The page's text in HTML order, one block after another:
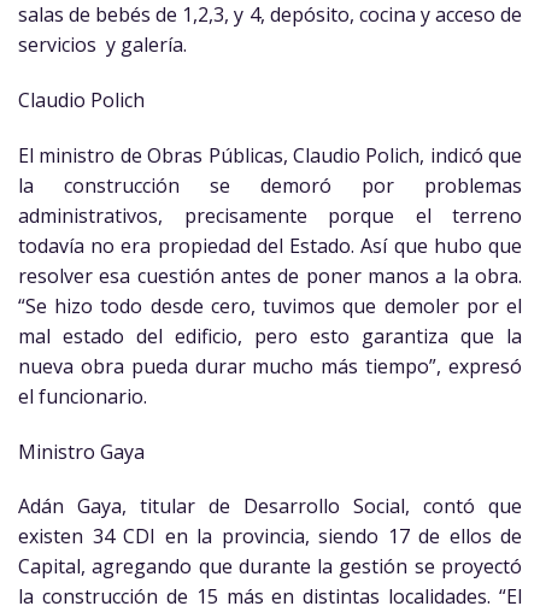
salas de bebés de 1,2,3, y 4, depósito, cocina y acceso de
servicios y galería.
Claudio Polich
El ministro de Obras Públicas, Claudio Polich, indicó que
la construcción se demoró por problemas
administrativos, precisamente porque el terreno
todavía no era propiedad del Estado. Así que hubo que
resolver esa cuestión antes de poner manos a la obra.
“Se hizo todo desde cero, tuvimos que demoler por el
mal estado del edificio, pero esto garantiza que la
nueva obra pueda durar mucho más tiempo”, expresó
el funcionario.
Ministro Gaya
Adán Gaya, titular de Desarrollo Social, contó que
existen 34 CDI en la provincia, siendo 17 de ellos de
Capital, agregando que durante la gestión se proyectó
la construcción de 15 más en distintas localidades. “El